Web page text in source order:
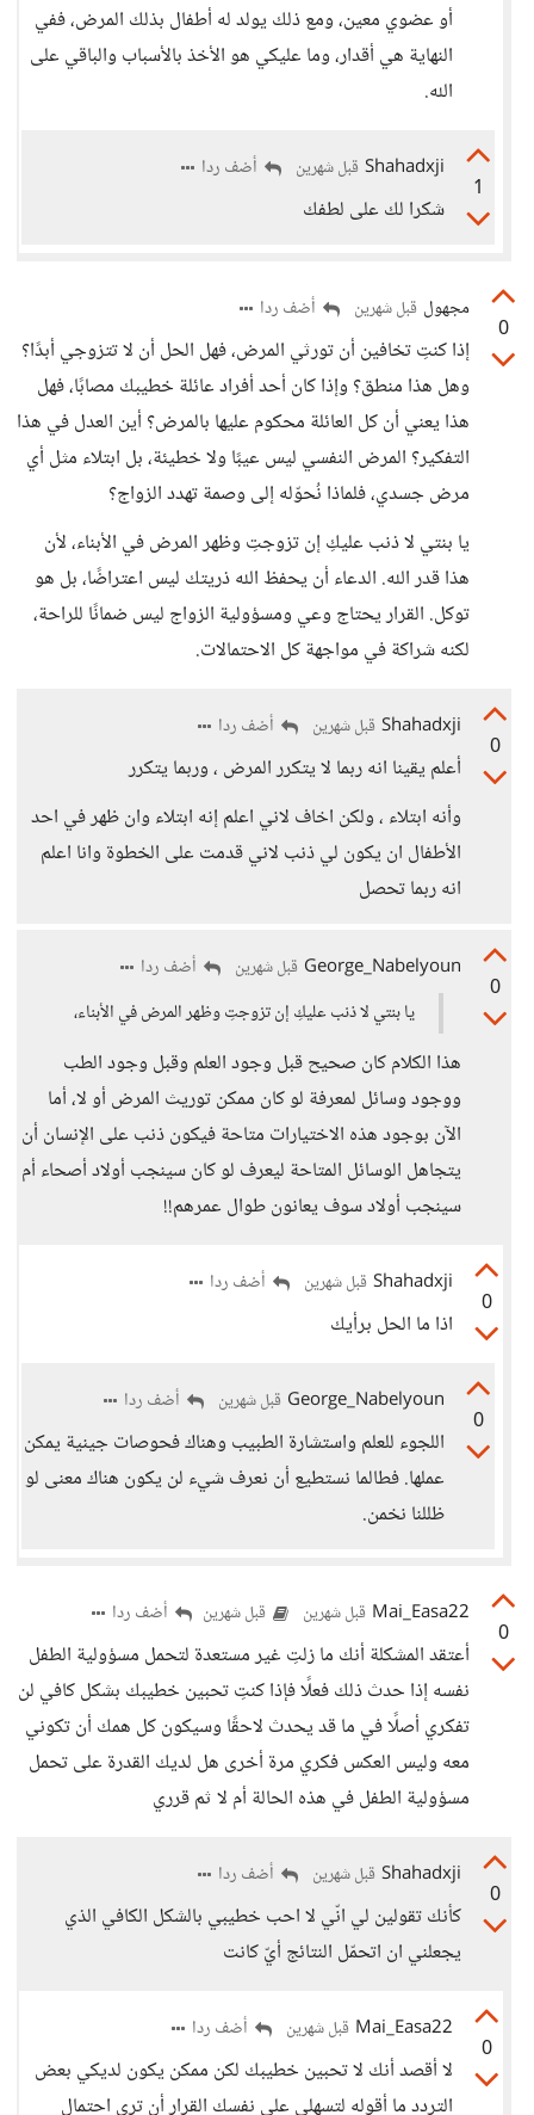
أو عضوي معين، ومع ذلك يولد له أطفال بذلك المرض، ففي
النهاية هي أقدار، وما عليكي هو الأخذ بالأسباب والباقي على
الله.
1
Shahadxji قبل شهرين أضف ردا
شكرا لك على لطفك
0
مجهول قبل شهرين أضف ردا
إذا كنتِ تخافين أن تورثي المرض، فهل الحل أن لا تتزوجي أبدًا؟
وهل هذا منطق؟ وإذا كان أحد أفراد عائلة خطيبك مصابًا، فهل
هذا يعني أن كل العائلة محكوم عليها بالمرض؟ أين العدل في هذا
التفكير؟ المرض النفسي ليس عيبًا ولا خطيئة، بل ابتلاء مثل أي
مرض جسدي، فلماذا نُحوّله إلى وصمة تهدد الزواج؟
يا بنتي لا ذنب عليكِ إن تزوجتِ وظهر المرض في الأبناء، لأن
هذا قدر الله. الدعاء أن يحفظ الله ذريتك ليس اعتراضًا، بل هو
توكل. القرار يحتاج وعي ومسؤولية الزواج ليس ضمانًا للراحة،
لكنه شراكة في مواجهة كل الاحتمالات.
0
Shahadxji قبل شهرين أضف ردا
أعلم يقينا انه ربما لا يتكرر المرض ، وربما يتكرر
وأنه ابتلاء ، ولكن اخاف لاني اعلم إنه ابتلاء وان ظهر في احد
الأطفال ان يكون لي ذنب لاني قدمت على الخطوة وانا اعلم
انه ربما تحصل
0
George_Nabelyoun قبل شهرين
أضف ردا
يا بنتي لا ذنب عليكِ إن تزوجتِ وظهر المرض في الأبناء،
هذا الكلام كان صحيح قبل وجود العلم وقبل وجود الطب
ووجود وسائل لمعرفة لو كان ممكن توريث المرض أو لا، أما
الآن بوجود هذه الاختيارات متاحة فيكون ذنب على الإنسان أن
يتجاهل الوسائل المتاحة ليعرف لو كان سينجب أولاد أصحاء أم
سينجب أولاد سوف يعانون طوال عمرهم!!
0
Shahadxji قبل شهرين أضف ردا
اذا ما الحل برأيك
0
George_Nabelyoun قبل شهرين أضف ردا
اللجوء للعلم واستشارة الطبيب وهناك فحوصات جينية يمكن
عملها. فطالما نستطيع أن نعرف شيء لن يكون هناك معنى لو
ظللنا نخمن.
0
Mai_Easa22 قبل شهرين قبل شهرين أضف ردا
أعتقد المشكلة أنك ما زلتِ غير مستعدة لتحمل مسؤولية الطفل
نفسه إذا حدث ذلك فعلًا فإذا كنتِ تحبين خطيبك بشكل كافي لن
تفكري أصلًا في ما قد يحدث لاحقًا وسيكون كل همك أن تكوني
معه وليس العكس فكري مرة أخرى هل لديك القدرة على تحمل
مسؤولية الطفل في هذه الحالة أم لا ثم قرري
0
Shahadxji قبل شهرين أضف ردا
كأنك تقولين لي انّي لا احب خطيبي بالشكل الكافي الذي
يجعلني ان اتحمّل النتائج أيّ كانت
0
Mai_Easa22 قبل شهرين أضف ردا
لا أقصد أنك لا تحبين خطيبك لكن ممكن يكون لديكي بعض
التردد ما أقوله لتسهلي على نفسك القرار أن تري احتمال